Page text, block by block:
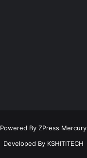
Powered By ZPress Mercury
Developed By KSHITITECH